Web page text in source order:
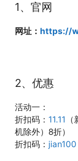
1、官网
网址： https://
2、优惠
活动一：
折扣码： 11.11
机除外）8折）
折扣码： jian100